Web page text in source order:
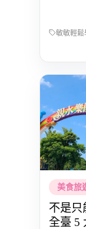
敏敏輕鬆
美食旅
不是只
全臺 5